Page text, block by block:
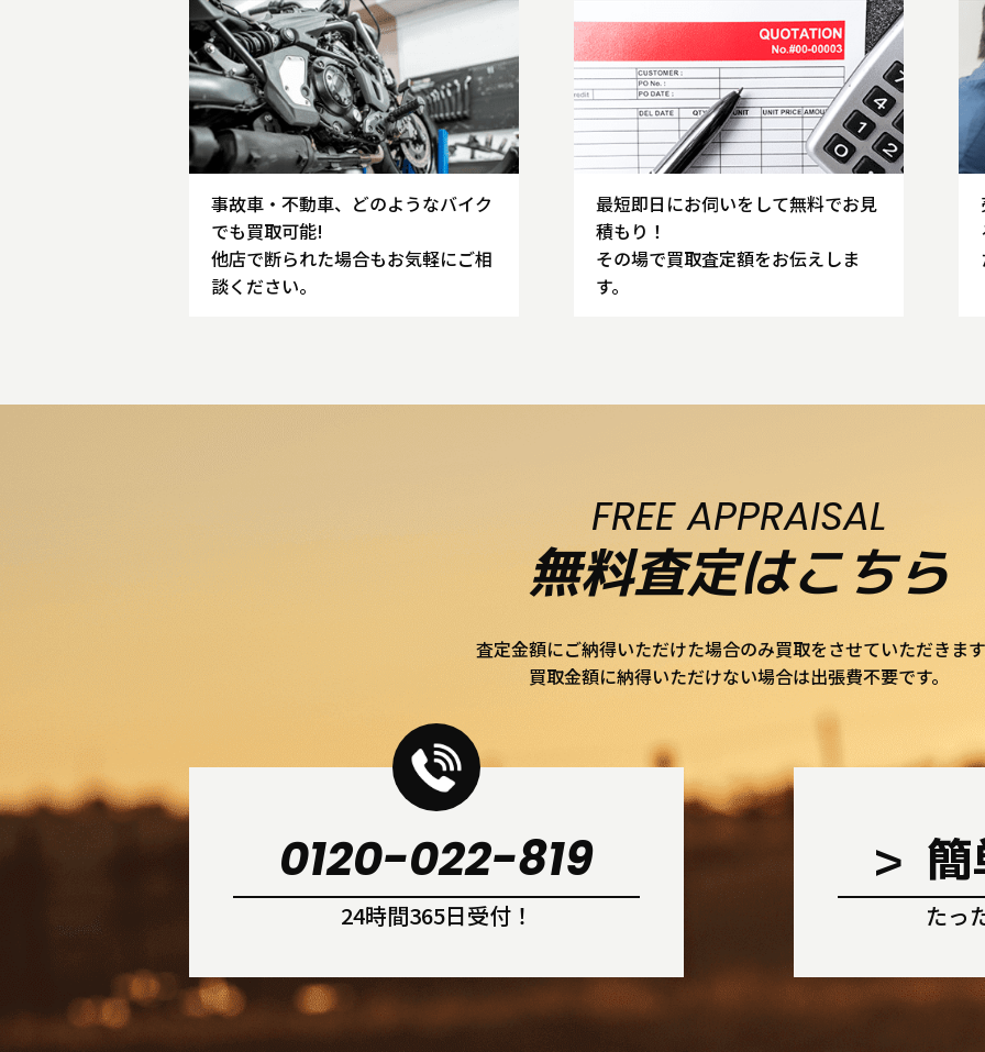
事故車・不動車、どのようなバイク
でも買取可能!
他店で断られた場合もお気軽にご相
談ください。
最短即日にお伺いをして無料でお見
積もり！
その場で買取査定額をお伝えしま
す。
FREE APPRAISAL
無料査定はこちら
査定金額にご納得いただけた場合のみ買取をさせていただきま
買取金額に納得いただけない場合は出張費不要です。
0120-022-819
24時間365日受付！ たっ